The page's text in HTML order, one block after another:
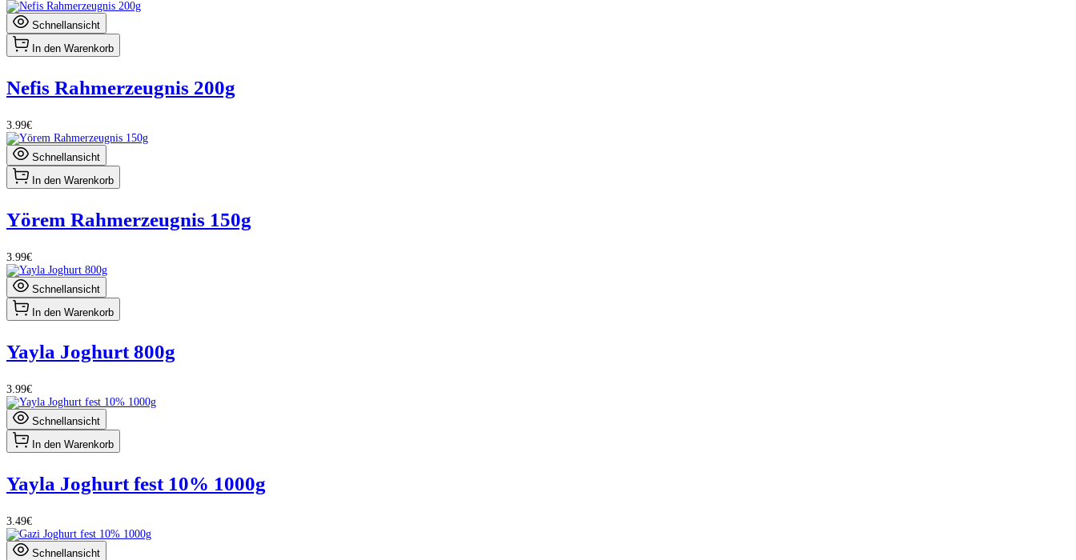
Schnellansicht
In den Warenkorb
Nefis Rahmerzeugnis 200g
3.99€
Schnellansicht
In den Warenkorb
Yörem Rahmerzeugnis 150g
3.99€
Schnellansicht
In den Warenkorb
Yayla Joghurt 800g
3.99€
Schnellansicht
In den Warenkorb
Yayla Joghurt fest 10% 1000g
3.49€
Schnellansicht